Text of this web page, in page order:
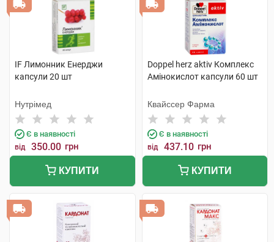
IF Лимонник Енерджи
капсули 20 шт
Нутрімед
Є в наявності
від 350.00 грн
КУПИТИ
Doppel herz aktiv Комплекс
Амінокислот капсули 60 шт
Квайссер Фарма
Є в наявності
від 437.10 грн
КУПИТИ